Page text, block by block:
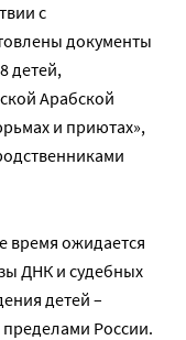
с
документы
детей,
Арабской
и приютах»,
время ожидается
ДНК и судебных
детей –
России.